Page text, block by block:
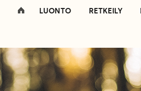
LUONTO RETKEILY